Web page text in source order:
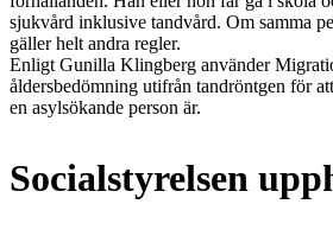
sjukvård inklusive tandvård. Om samma
gäller helt andra regler.
Enligt Gunilla Klingberg använder
åldersbedömning utifrån tandröntgen för
en asylsökande person är.
Socialstyrelsen